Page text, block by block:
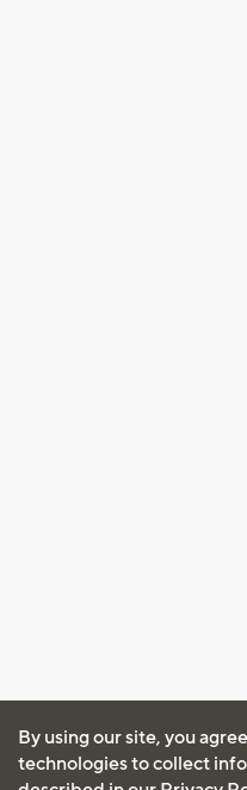
By using our site, you
technologies to collect